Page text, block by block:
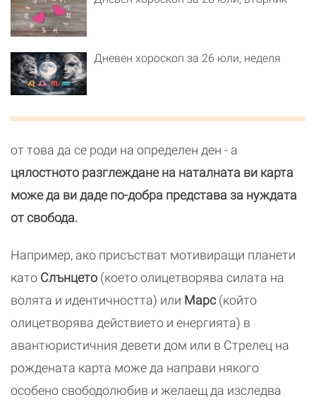
Дневен хороскоп за 26 юли, неделя
от това да се роди на определен ден - а
цялостното разглеждане на наталната ви карта
може да ви даде по-добра представа за нуждата
от свобода.
Например, ако присъстват мотивиращи планети
като Слънцето (което олицетворява силата на
волята и идентичността) или Марс(който
олицетворява действието и енергията) в
авантюристичния девети дом или в Стрелец на
рождената карта може да направи някого
особено свободолюбив и желаещ да изследва